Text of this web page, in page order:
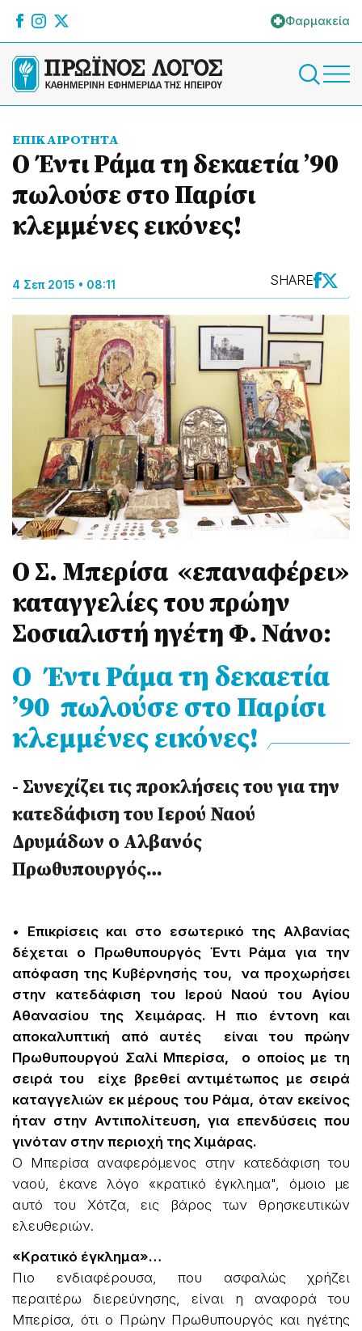
Φαρμακεία
ΕΠΙΚΑΙΡΟΤΗΤΑ
Ο Έντι Ράμα τη δεκαετία ’90
πωλούσε στο Παρίσι
κλεμμένες εικόνες!
4 Σεπ 2015 • 08:11 SHARE
Ο Σ. Μπερίσα «επαναφέρει»
καταγγελίες του πρώην
Σοσιαλιστή ηγέτη Φ. Νάνο:
Ο Έντι Ράμα τη δεκαετία
’90 πωλούσε στο Παρίσι
κλεμμένες εικόνες!
- Συνεχίζει τις προκλήσεις του για την
κατεδάφιση του Ιερού Ναού
Δρυμάδων ο Αλβανός
Πρωθυπουργός…
• Επικρίσεις και στο εσωτερικό της Αλβανίας
δέχεται ο Πρωθυπουργός Έντι Ράμα για την
απόφαση της Κυβέρνησής του, να προχωρήσει
στην κατεδάφιση του Ιερού Ναού του Αγίου
Αθανασίου της Χειμάρας. Η πιο έντονη και
αποκαλυπτική από αυτές είναι του πρώην
Πρωθυπουργού Σαλί Μπερίσα, ο οποίος με τη
σειρά του είχε βρεθεί αντιμέτωπος με σειρά
καταγγελιών εκ μέρους του Ράμα, όταν εκείνος
ήταν στην Αντιπολίτευση, για επενδύσεις που
γινόταν στην περιοχή της Χιμάρας.
Ο Μπερίσα αναφερόμενος στην κατεδάφιση του
ναού, έκανε λόγο «κρατικό έγκλημα", όμοιο με
αυτό του Χότζα, εις βάρος των θρησκευτικών
ελευθεριών.
«Κρατικό έγκλημα»…
Πιο ενδιαφέρουσα, που ασφαλώς χρήζει
περαιτέρω διερεύνησης, είναι η αναφορά του
Μπερίσα, ότι ο Πρώην Πρωθυπουργός και ηγέτης